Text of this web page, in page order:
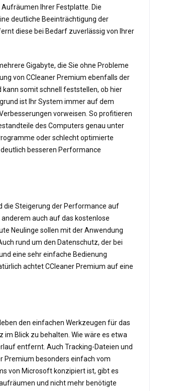
Ihrer Festplatte. Die
deutliche Beeinträchtigung der
diese bei Bedarf zuverlässig von Ihrer
Gigabyte, die Sie ohne Probleme
von CCleaner Premium ebenfalls der
somit schnell feststellen, ob hier
ist Ihr System immer auf dem
vorweisen. So profitieren
des Computers genau unter
oder schlecht optimierte
besseren Performance
die Steigerung der Performance auf
auch auf das kostenlose
Neulinge sollen mit der Anwendung
rund um den Datenschutz, der bei
eine sehr einfache Bedienung
achtet CCleaner Premium auf eine
den einfachen Werkzeugen für das
Blick zu behalten. Wie wäre es etwa
entfernt. Auch Tracking-Dateien und
Premium besonders einfach vom
von Microsoft konzipiert ist, gibt es
und nicht mehr benötigte